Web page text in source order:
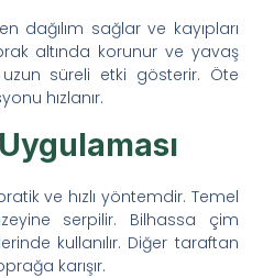
dağılım sağlar ve kayıpları
altında korunur ve yavaş
uzun süreli etki gösterir. Öte
hızlanır.
ve hızlı yöntemdir. Temel
serpilir. Bilhassa çim
kullanılır. Diğer taraftan
karışır.